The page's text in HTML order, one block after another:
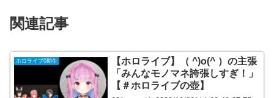
関連記事
ホロライブ0期生
【ホロライブ】（ ^)o(^ ）の主張
「みんなモノマネ誇張しすぎ！」
【＃ホロライブの壺】